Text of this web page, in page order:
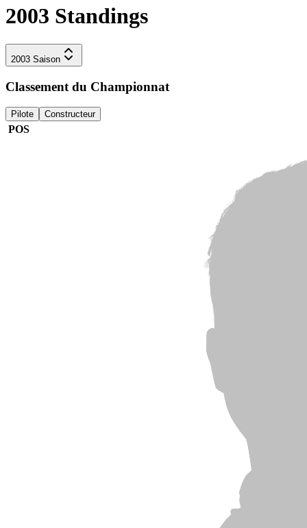
2003 Standings
2003 Saison
Classement du Championnat
Pilote Constructeur
POS